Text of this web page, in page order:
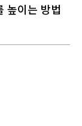
높이는 방법